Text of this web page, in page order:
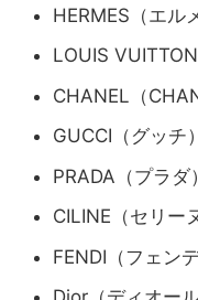
HERMES（エル
LOUIS
CHANEL（
GUCCI（グッチ）
PRADA（プラダ）
CILINE（セリー
FENDI（フェンデ